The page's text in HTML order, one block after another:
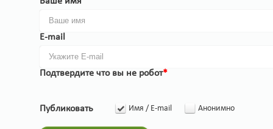
E-mail
Подтвердите что вы не робот*
Публиковать Имя / E-mail Анонимно